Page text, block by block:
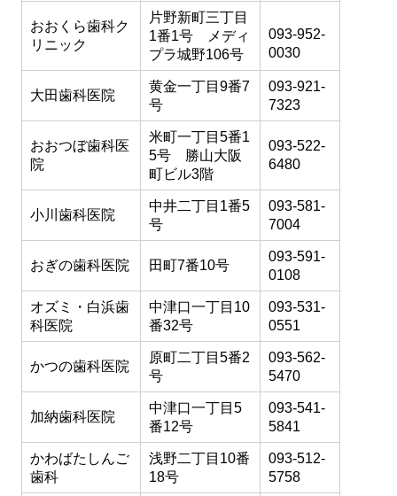
おおくら歯科ク
リニック
片野新町三丁目
1番1号 メディ
プラ城野106号
093-952-
0030
大田歯科医院
黄金一丁目9番7
号
093-921-
7323
おおつぼ歯科医
院
米町一丁目5番1
5号 勝山大阪
町ビル3階
093-522-
6480
小川歯科医院
中井二丁目1番5
号
093-581-
7004
おぎの歯科医院 田町7番10号
093-591-
0108
オズミ・白浜歯
科医院
中津口一丁目10
番32号
093-531-
0551
かつの歯科医院
原町二丁目5番2
号
093-562-
5470
加納歯科医院
中津口一丁目5
番12号
093-541-
5841
かわばたしんご
歯科
浅野二丁目10番
18号
093-512-
5758